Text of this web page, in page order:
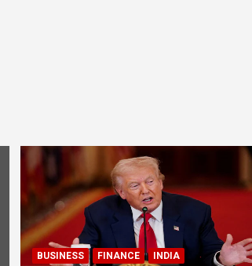
BUSINESS FINANCE
INDIA